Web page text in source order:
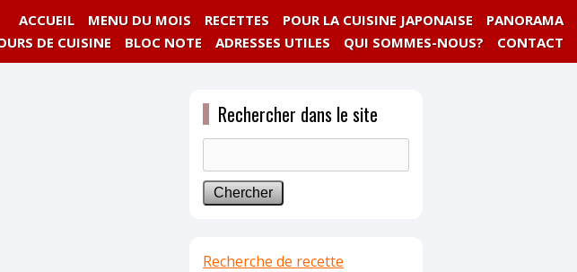
PANORAMA
POUR LA CUISINE JAPONAISE
RECETTES
MENU DU MOIS
ACCUEIL
CONTACT
QUI SOMMES-NOUS?
ADRESSES UTILES
BLOC NOTE
DE CUISINE
Rechercher dans le site
Recherche de recette